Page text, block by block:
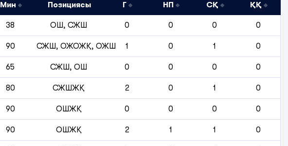
Мин Позициясы Г НП СҚ ҚҚ
38 ОШ, СЖШ 0 0 0 0
90 СЖШ, ОЖОЖҚ, ОЖШ 1 0 1 0
65 СЖШ, ОШ 0 0 0 0
80 СЖШЖҚ 2 0 1 0
90 ОШЖҚ 0 0 0 0
90 ОШЖҚ 2 1 1 0